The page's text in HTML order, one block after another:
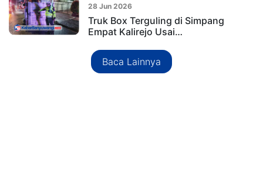
28 Jun 2026
Truk Box Terguling di Simpang
Empat Kalirejo Usai…
Baca Lainnya